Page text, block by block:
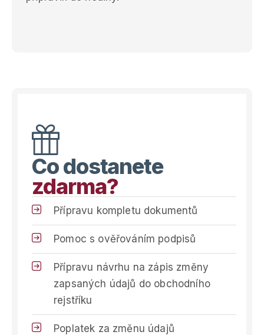
Co dostanete
zdarma?
Přípravu kompletu dokumentů
Pomoc s ověřováním podpisů
Přípravu návrhu na zápis změny
zapsaných údajů do obchodního
rejstříku
Poplatek za změnu údajů